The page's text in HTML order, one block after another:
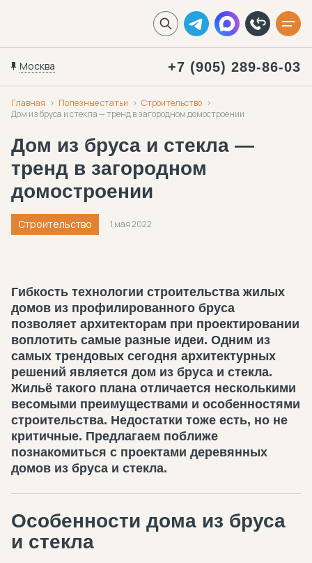
Москва +7 (905) 289-86-03
Главная Полезные статьи
Строительство
Дом из бруса и стекла — тренд в загородном домостроении
Дом из бруса и стекла —
тренд в загородном
домостроении
Строительство 1 мая 2022
Гибкость технологии строительства жилых
домов из профилированного бруса
позволяет архитекторам при проектировании
воплотить самые разные идеи. Одним из
самых трендовых сегодня архитектурных
решений является дом из бруса и стекла.
Жильё такого плана отличается несколькими
весомыми преимуществами и особенностями
строительства. Недостатки тоже есть, но не
критичные. Предлагаем поближе
познакомиться с проектами деревянных
домов из бруса и стекла.
Особенности дома из бруса
и стекла